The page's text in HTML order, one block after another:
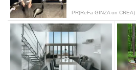
PR(ReFa GINZA on CREA)